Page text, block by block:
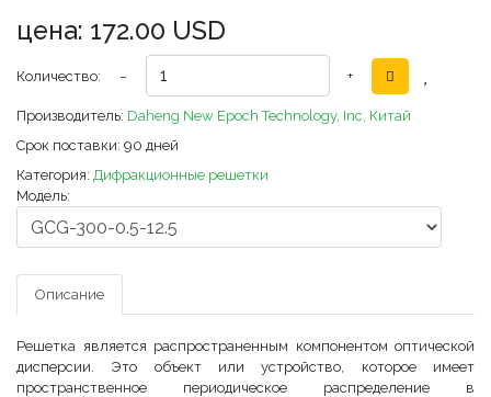
цена: 172.00 USD
Количество: − +
Производитель: Daheng New Epoch Technology, Inc, Китай
Срок поставки: 90 дней
Категория: Дифракционные решетки
Модель:
Описание
Решетка является распространенным компонентом оптической
дисперсии. Это объект или устройство, которое имеет
пространственное периодическое распределение в